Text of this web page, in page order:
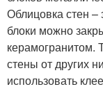
Облицовка стен –
блоки можно
керамогранитом.
стены от других
использовать